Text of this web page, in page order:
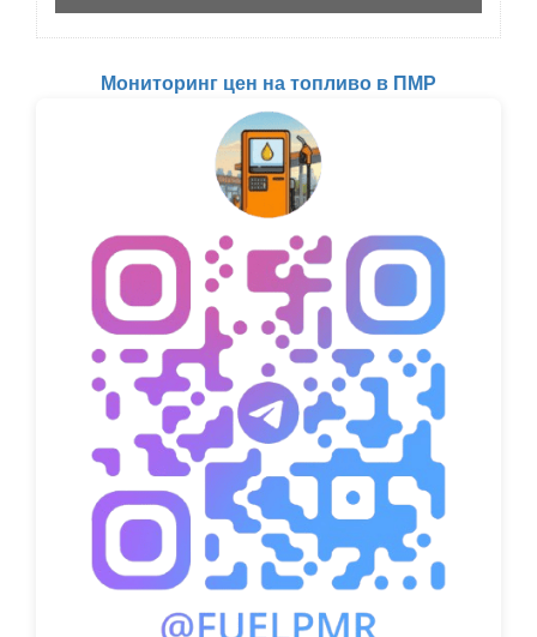
Мониторинг цен на топливо в ПМР